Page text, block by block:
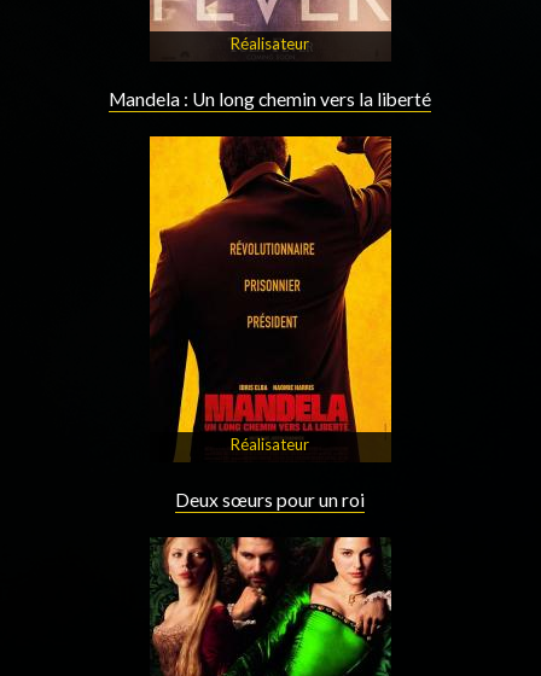
Réalisateur
Mandela : Un long chemin vers la liberté
Réalisateur
Deux sœurs pour un roi